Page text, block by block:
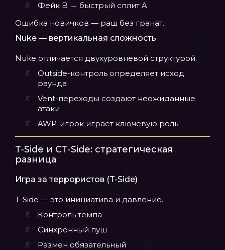
Фейк B → быстрый сплит A
Ошибка новичков — раш без гранат.
Nuke — вертикальная сложность
Nuke отличается двухуровневой структурой.
Outside-контроль определяет исход
раунда
Vent-переходы создают неожиданные
атаки
AWP-игрок играет ключевую роль
T-Side и CT-Side: стратегическая
разница
Игра за террористов (T-Side)
T-Side — это инициатива и давление.
Контроль темпа
Синхронный пуш
Размен обязательный